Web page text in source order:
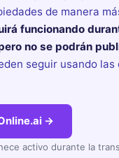
de manera
funcionando
no se podrán
seguir usando las
→
activo durante la